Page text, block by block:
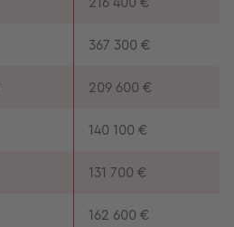
367 300 €
209 600 €
140 100 €
131 700 €
162 600 €